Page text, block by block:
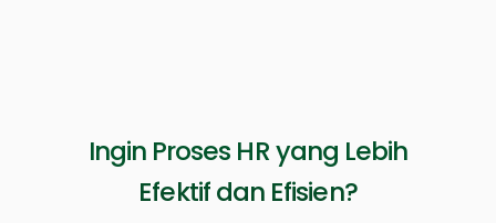
Ingin Proses HR yang Lebih
Efektif dan Efisien?